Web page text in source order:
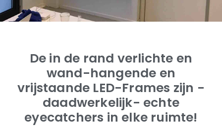
De in de rand verlichte en
wand-hangende en
vrijstaande LED-Frames zijn -
daadwerkelijk- echte
eyecatchers in elke ruimte!